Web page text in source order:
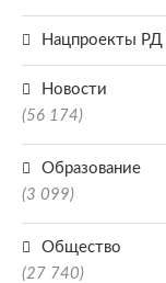
Нацпроекты РД
Новости
(56 174)
Образование
(3 099)
Общество
(27 740)